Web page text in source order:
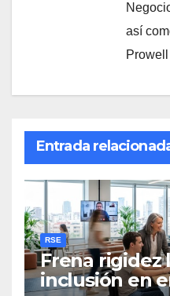
así
Entrada
RSE
Frena rigidez
inclusión en